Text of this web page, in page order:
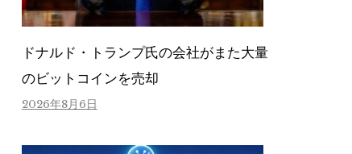
ドナルド・トランプ氏の会社がまた大量
のビットコインを売却
2026年8月6日